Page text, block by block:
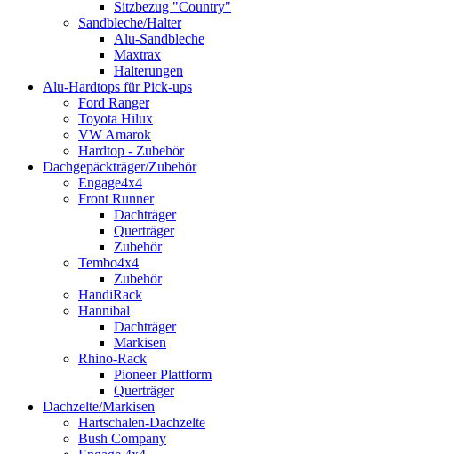
Sitzbezug "Country"
Sandbleche/Halter
Alu-Sandbleche
Maxtrax
Halterungen
Alu-Hardtops für Pick-ups
Ford Ranger
Toyota Hilux
VW Amarok
Hardtop - Zubehör
Dachgepäckträger/Zubehör
Engage4x4
Front Runner
Dachträger
Querträger
Zubehör
Tembo4x4
Zubehör
HandiRack
Hannibal
Dachträger
Markisen
Rhino-Rack
Pioneer Plattform
Querträger
Dachzelte/Markisen
Hartschalen-Dachzelte
Bush Company